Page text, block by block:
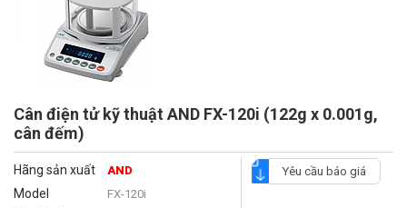
Cân điện tử kỹ thuật AND FX-120i (122g x 0.001g,
cân đếm)
Hãng sản xuất AND
Model FX-120i
Yêu cầu báo giá